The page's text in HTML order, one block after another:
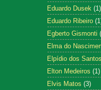
Eduardo Dusek (1)
Eduardo Ribeiro
Egberto Gismonti
Elma do
Elpídio dos Santos
Elton Medeiros (1)
Elvis Matos (3)